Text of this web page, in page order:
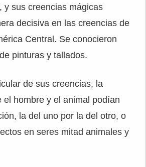
y sus creencias mágicas
decisiva en las creencias de
Central. Se conocieron
pinturas y tallados.
de sus creencias, la
el hombre y el animal podían
la del uno por la del otro, o
en seres mitad animales y